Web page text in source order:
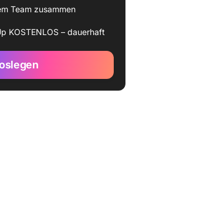
Team zusammen
KOSTENLOS – dauerhaft